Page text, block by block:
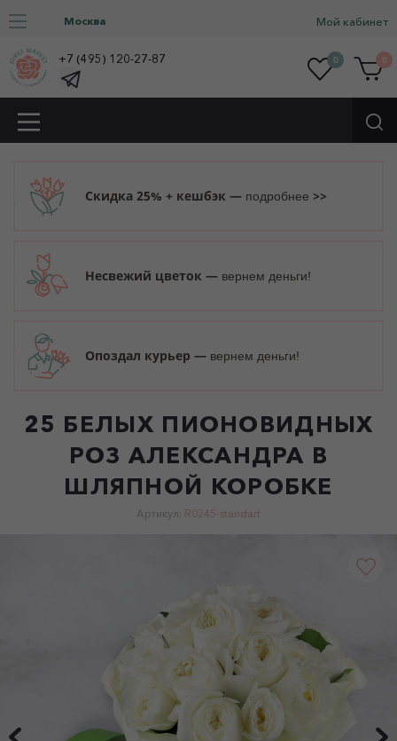
Москва Мой кабинет
+7 (495) 120-27-87 0 0
Скидка 25% + кешбэк — подробнее >>
Несвежий цветок — вернем деньги!
Опоздал курьер — вернем деньги!
25 БЕЛЫХ ПИОНОВИДНЫХ
РОЗ АЛЕКСАНДРА В
ШЛЯПНОЙ КОРОБКЕ
Артикул: R0245-standart